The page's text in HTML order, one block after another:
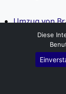
Umzug von
Regensburg
Umzug von
Paderborn
Umzug von
Diese